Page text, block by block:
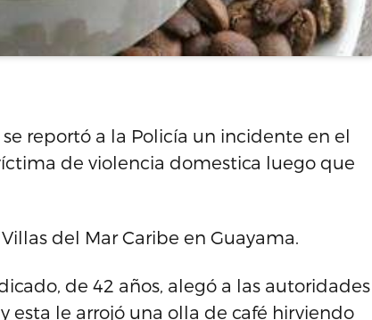
reportó a la Policía un incidente en el
de violencia domestica luego que
del Mar Caribe en Guayama.
de 42 años, alegó a las autoridades
esta le arrojó una olla de café hirviendo